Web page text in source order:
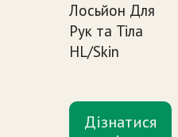
Лосьйон Для
Рук та Тіла
HL/Skin
Дізнатися